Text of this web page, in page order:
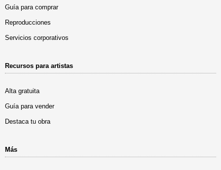
Guía para comprar
Reproducciones
Servicios corporativos
Recursos para artistas
Alta gratuita
Guía para vender
Destaca tu obra
Más